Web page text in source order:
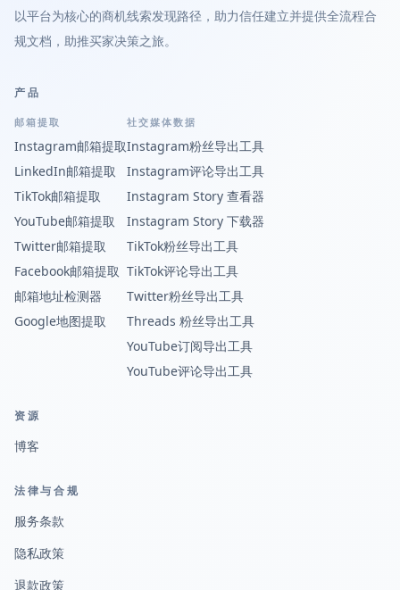
以平台为核心的商机线索发现路径，助力信任建立并提供全流程合
规文档，助推买家决策之旅。
产品
邮箱提取
Instagram邮箱提取
LinkedIn邮箱提取
TikTok邮箱提取
YouTube邮箱提取
Twitter邮箱提取
Facebook邮箱提取
邮箱地址检测器
Google地图提取
社交媒体数据
Instagram粉丝导出工具
Instagram评论导出工具
Instagram Story 查看器
Instagram Story 下载器
TikTok粉丝导出工具
TikTok评论导出工具
Twitter粉丝导出工具
Threads 粉丝导出工具
YouTube订阅导出工具
YouTube评论导出工具
资源
博客
法律与合规
服务条款
隐私政策
退款政策